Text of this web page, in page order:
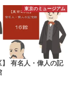
東京のミュージアム
】 有名人・偉人の記